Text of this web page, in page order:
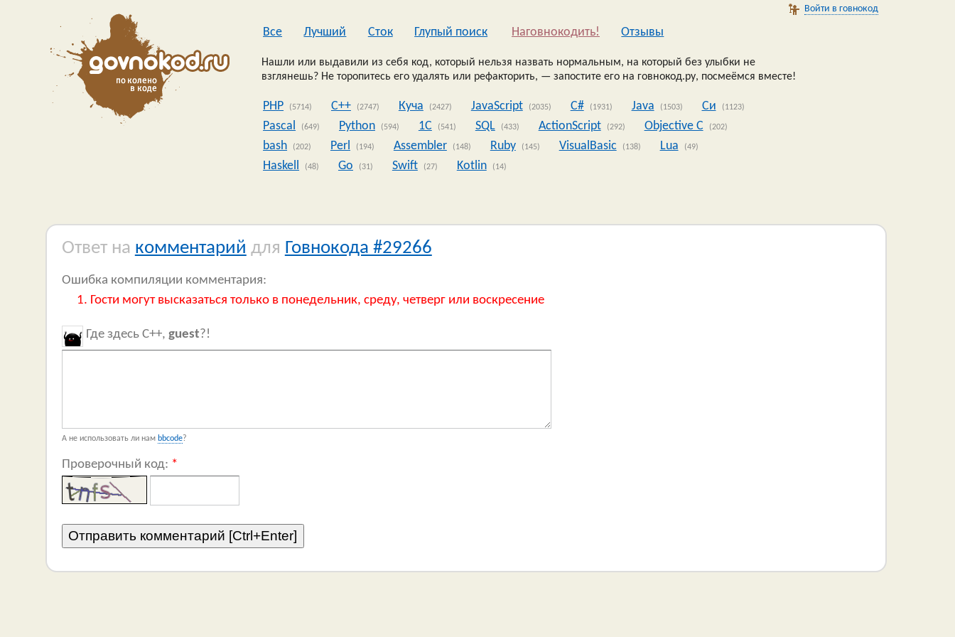
Войти в говнокод
Все Лучший Сток Глупый поиск Наговнокодить! Oтзывы
Нашли или выдавили из себя код, который нельзя назвать нормальным, на который без улыбки не
взглянешь? Не торопитесь его удалять или рефакторить, — запостите его на говнокод.ру, посмеёмся вместе!
PHP (5714) C++ (2747) Куча (2427) JavaScript (2035) C# (1931) Java (1503) Си (1123)
Pascal (649) Python (594) 1C (541) SQL (433) ActionScript (292) Objective C (202)
bash (202) Perl (194) Assembler (148) Ruby (145) VisualBasic (138) Lua (49)
Haskell (48) Go (31) Swift (27) Kotlin (14)
Ответ на комментарий для Говнокода #29266
Ошибка компиляции комментария:
Гости могут высказаться только в понедельник, среду, четверг или воскресение
Где здесь C++, guest?!
А не использовать ли нам bbcode?
Проверочный код: *